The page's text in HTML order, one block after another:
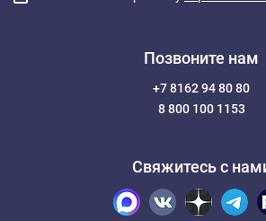
Позвоните нам
+7 8162 94 80 80
8 800 100 1153
Свяжитесь с